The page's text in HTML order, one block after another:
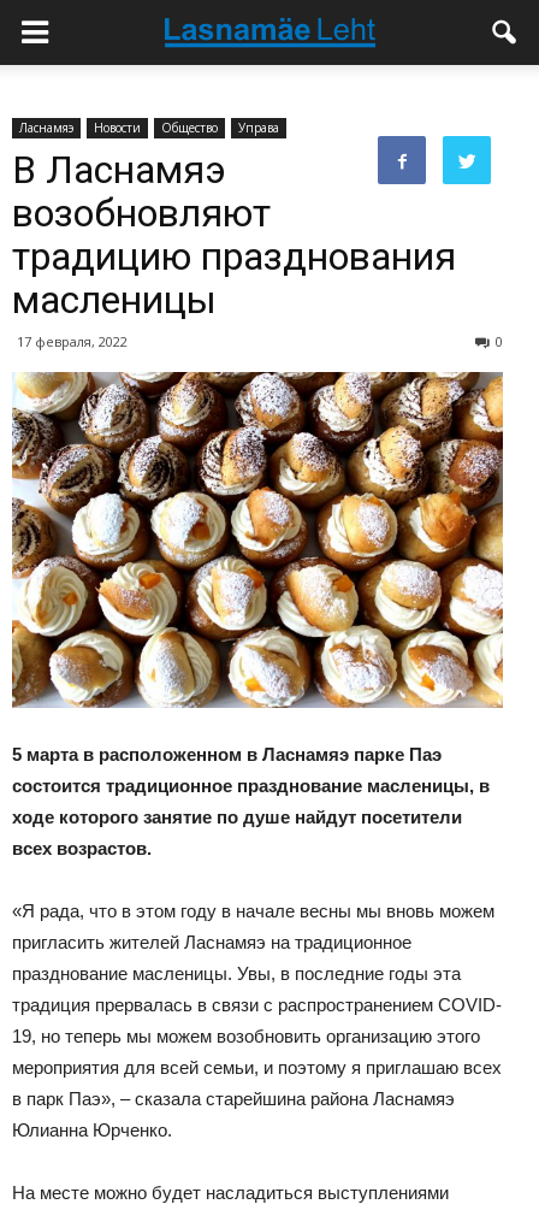
Ласнамяэ Новости Общество Управа
В Ласнамяэ
возобновляют
традицию празднования
масленицы
17 февраля, 2022 0
5 марта в расположенном в Ласнамяэ парке Паэ
состоится традиционное празднование масленицы, в
ходе которого занятие по душе найдут посетители
всех возрастов.
«Я рада, что в этом году в начале весны мы вновь можем
пригласить жителей Ласнамяэ на традиционное
празднование масленицы. Увы, в последние годы эта
традиция прервалась в связи с распространением COVID-
19, но теперь мы можем возобновить организацию этого
мероприятия для всей семьи, и поэтому я приглашаю всех
в парк Паэ», – сказала старейшина района Ласнамяэ
Юлианна Юрченко.
На месте можно будет насладиться выступлениями